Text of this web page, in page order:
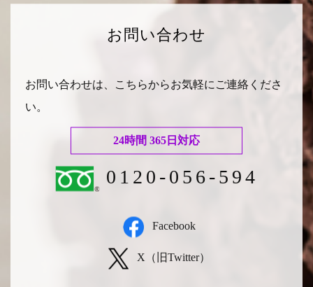
お問い合わせ
お問い合わせは、こちらからお気軽にご連絡くださ
い。
24時間 365日対応
0120-056-594
Facebook
X（旧Twitter）